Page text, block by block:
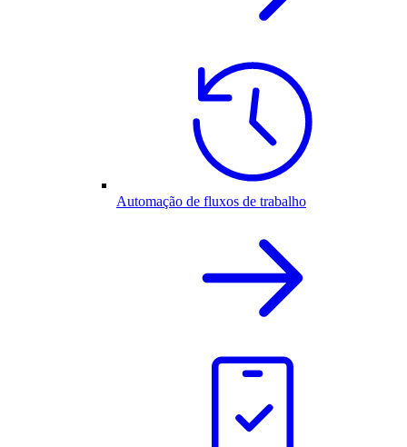
Automação de fluxos de trabalho